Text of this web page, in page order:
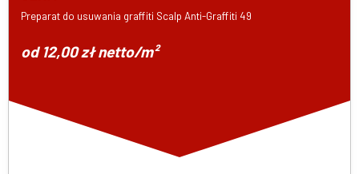
Preparat do usuwania graffiti Scalp Anti-Graffiti 49
od 12,00 zł netto/m²